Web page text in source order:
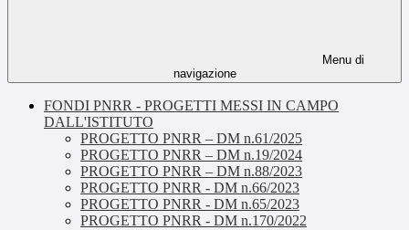
Menu di
navigazione
FONDI PNRR - PROGETTI MESSI IN CAMPO
DALL'ISTITUTO
PROGETTO PNRR – DM n.61/2025
PROGETTO PNRR – DM n.19/2024
PROGETTO PNRR – DM n.88/2023
PROGETTO PNRR - DM n.66/2023
PROGETTO PNRR - DM n.65/2023
PROGETTO PNRR - DM n.170/2022